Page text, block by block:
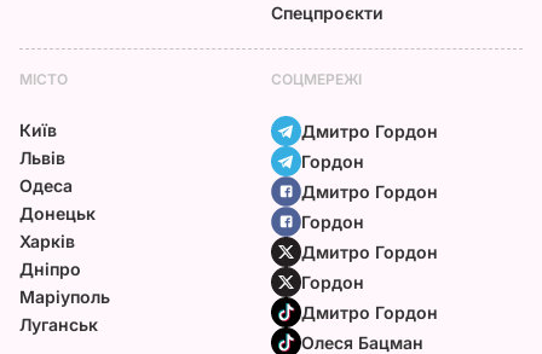
Спецпроєкти
МІСТО
Київ
Львів
Одеса
Донецьк
Харків
Дніпро
Маріуполь
Луганськ
СОЦМЕРЕЖІ
Дмитро Гордон
Гордон
Дмитро Гордон
Гордон
Дмитро Гордон
Гордон
Дмитро Гордон
Олеся Бацман